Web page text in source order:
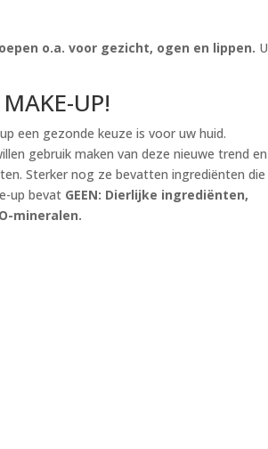
o.a. voor gezicht, ogen en lippen. U
UP!
een gezonde keuze is voor uw huid.
gebruik maken van deze nieuwe trend en
Sterker nog ze bevatten ingrediënten die
up bevat GEEN: Dierlijke ingrediënten,
mineralen.